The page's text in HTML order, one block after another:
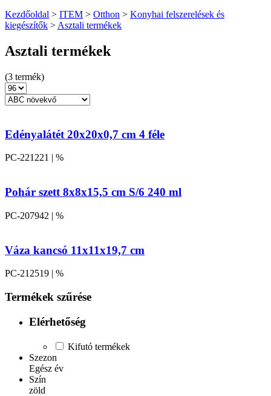
Kezdőoldal > ITEM > Otthon > Konyhai felszerelések és
kiegészítők > Asztali termékek
Asztali termékek
(3 termék)
Edényalátét 20x20x0,7 cm 4 féle
PC-221221 | %
Pohár szett 8x8x15,5 cm S/6 240 ml
PC-207942 | %
Váza kancsó 11x11x19,7 cm
PC-212519 | %
Termékek szűrése
Elérhetőség
Kifutó termékek
Szezon
Egész év
Szín
zöld